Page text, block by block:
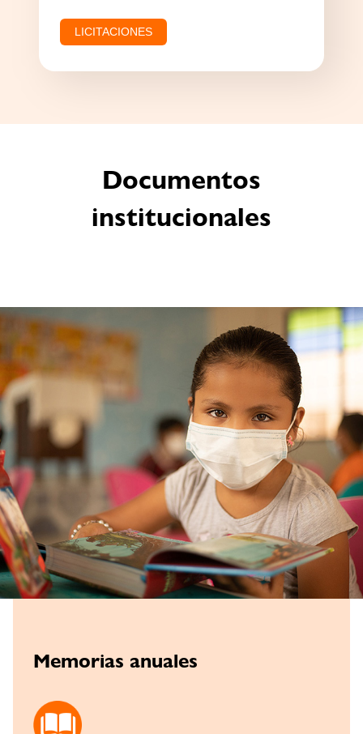
LICITACIONES
Documentos
institucionales
Memorias anuales